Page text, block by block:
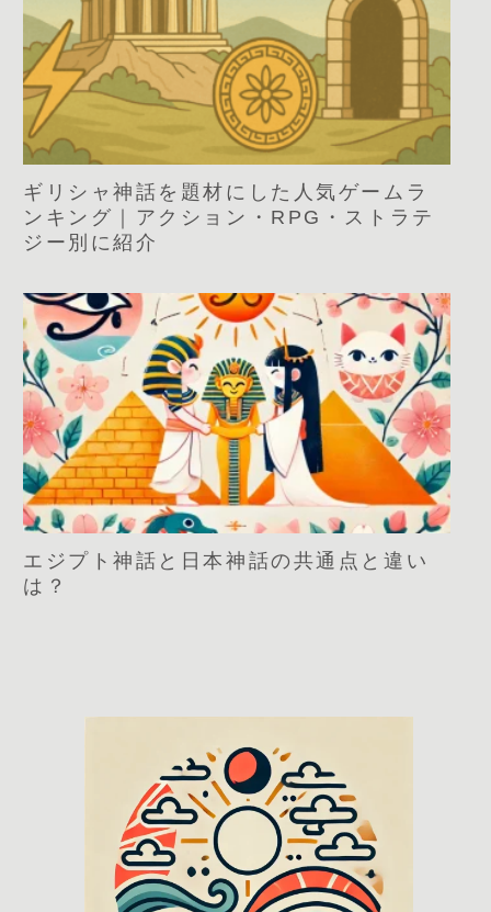
ギリシャ神話を題材にした人気ゲームラ
ンキング｜アクション・RPG・ストラテ
ジー別に紹介
エジプト神話と日本神話の共通点と違い
は？